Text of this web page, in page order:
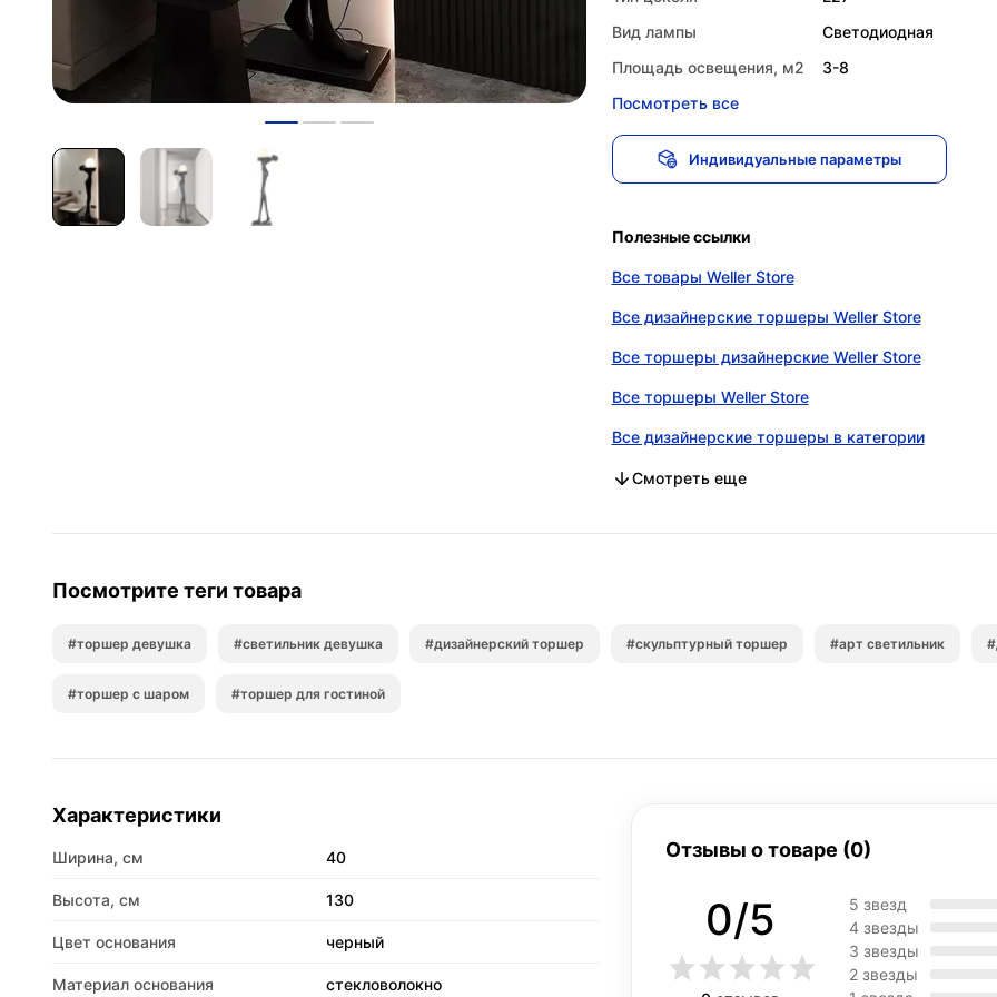
Вид лампы
Светодиодная
Площадь освещения, м2
3-8
Посмотреть все
Индивидуальные параметры
Полезные ссылки
Все товары Weller Store
Все дизайнерские торшеры Weller Store
Все торшеры дизайнерские Weller Store
Все торшеры Weller Store
Все дизайнерские торшеры в категории
Все торшеры дизайнерские в категории
Все торшеры в категории
Смотреть еще
Посмотрите теги товара
#торшер девушка #светильник девушка #дизайнерский торшер #скульптурный торшер #арт светильник
#торшер с шаром #торшер для гостиной
Характеристики
Ширина, см 40
Высота, см 130
Цвет основания черный
Материал основания стекловолокно
Отзывы о товаре (0)
0/5
5 звезд
4 звезды
3 звезды
2 звезды